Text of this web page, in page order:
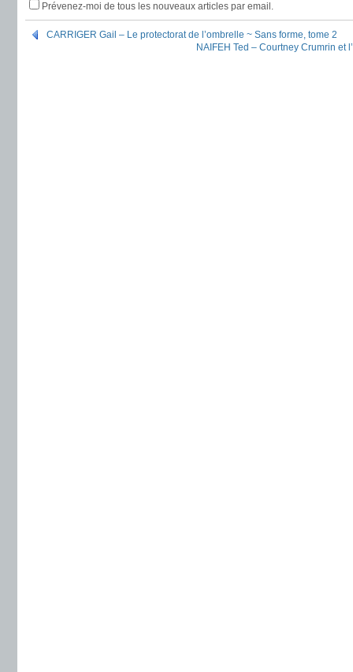
Prévenez-moi de tous les nouveaux articles par email.
CARRIGER Gail – Le protectorat de l’ombrelle ~ Sans forme, tome 2
NAIFEH Ted – Courtney Crumrin et